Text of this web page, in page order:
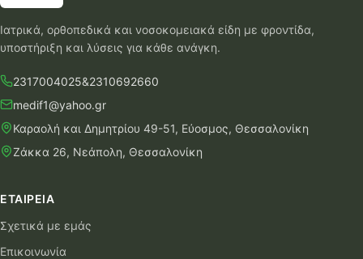
Ιατρικά, ορθοπεδικά και νοσοκομειακά είδη με φροντίδα,
υποστήριξη και λύσεις για κάθε ανάγκη.
2317004025&2310692660
medif1@yahoo.gr
Καραολή και Δημητρίου 49-51, Εύοσμος, Θεσσαλονίκη
Ζάκκα 26, Νεάπολη, Θεσσαλονίκη
ΕΤΑΙΡΕΊΑ
Σχετικά με εμάς
Επικοινωνία